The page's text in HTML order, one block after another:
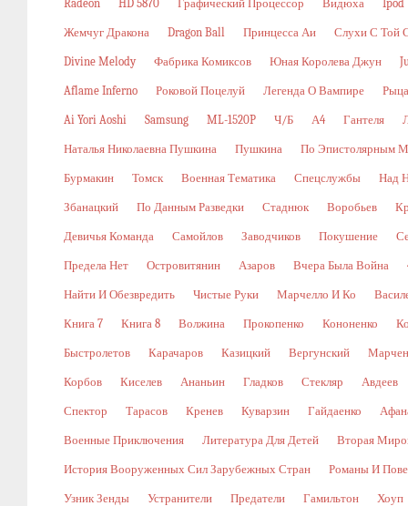
Radeon HD 5870 Графический Процессор Видюха Ipod
Жемчуг Дракона Dragon Ball Принцесса Аи Слухи С Той
Divine Melody Фабрика Комиксов Юная Королева Джун
Aflame Inferno Роковой Поцелуй Легенда О Вампире
Ai Yori Aoshi Samsung ML-1520P Ч/б А4 Гантеля
Наталья Николаевна Пушкина Пушкина По Эпистолярным
Бурмакин Томск Военная Тематика Спецслужбы Над
Збанацкий По Данным Разведки Стаднюк Воробьев
Девичья Команда Самойлов Заводчиков Покушение
Предела Нет Островитянин Азаров Вчера Была Война
Найти И Обезвредить Чистые Руки Марчелло И Ко
Книга 7 Книга 8 Волжина Прокопенко Кононенко
Быстролетов Карачаров Казицкий Вергунский
Корбов Киселев Ананьин Гладков Стекляр Авдеев
Спектор Тарасов Кренев Куварзин Гайдаенко
Военные Приключения Литература Для Детей Вторая
История Вооруженных Сил Зарубежных Стран Романы И
Узник Зенды Устранители Предатели Гамильтон Хоуп